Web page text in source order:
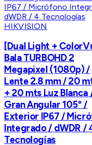
HIKVISION
[Dual Light +
Bala TURBOHD 2
Megapixel (1080p) /
Lente 2.8 mm / 20
+ 20 mts Luz Blanca
Gran Angular 105° /
Exterior IP67 /
Integrado / dWDR /
Tecnologías